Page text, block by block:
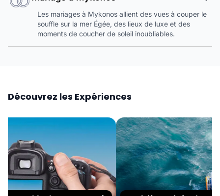
Les mariages à Mykonos allient des vues à couper le
souffle sur la mer Égée, des lieux de luxe et des
moments de coucher de soleil inoubliables.
Découvrez les Expériences